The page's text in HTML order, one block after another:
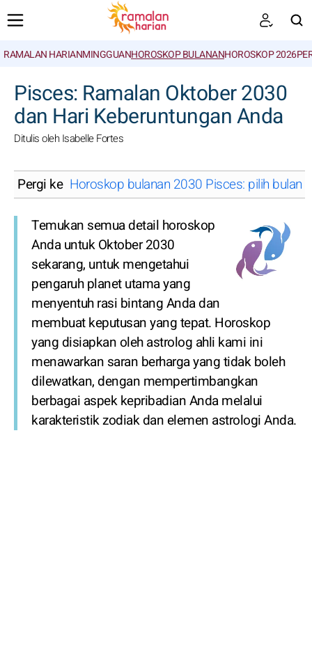
RAMALAN HARIANMINGGUANHOROSKOP BULANANHOROSKOP 2026
Pisces: Ramalan Oktober 2030
dan Hari Keberuntungan Anda
Ditulis oleh Isabelle Fortes
Pergi ke Horoskop bulanan 2030 Pisces: pilih bulan
Temukan semua detail horoskop
Anda untuk Oktober 2030
sekarang, untuk mengetahui
pengaruh planet utama yang
menyentuh rasi bintang Anda dan
membuat keputusan yang tepat. Horoskop
yang disiapkan oleh astrolog ahli kami ini
menawarkan saran berharga yang tidak boleh
dilewatkan, dengan mempertimbangkan
berbagai aspek kepribadian Anda melalui
karakteristik zodiak dan elemen astrologi Anda.